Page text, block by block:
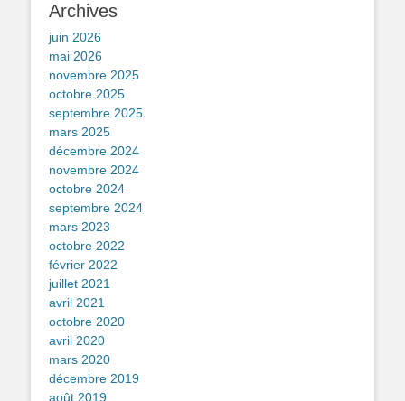
Archives
juin 2026
mai 2026
novembre 2025
octobre 2025
septembre 2025
mars 2025
décembre 2024
novembre 2024
octobre 2024
septembre 2024
mars 2023
octobre 2022
février 2022
juillet 2021
avril 2021
octobre 2020
avril 2020
mars 2020
décembre 2019
août 2019